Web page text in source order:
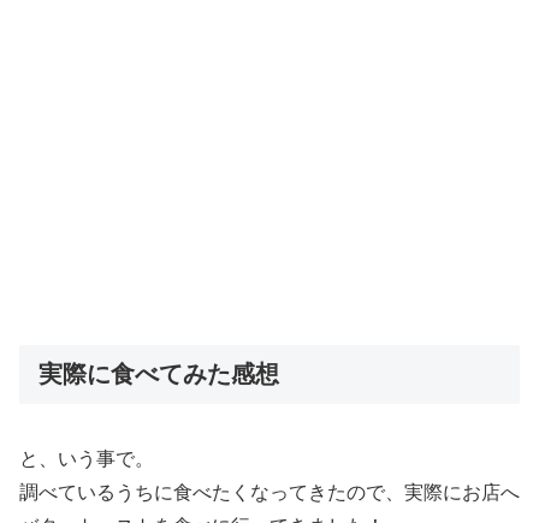
実際に食べてみた感想
と、いう事で。
調べているうちに食べたくなってきたので、実際にお店へ